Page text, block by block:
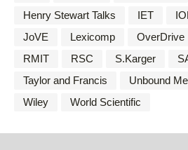
Henry Stewart Talks
IET
JoVE
Lexicomp OverDrive
RMIT
RSC S.Karger
Taylor and Francis
Unbound
Wiley
World Scientific